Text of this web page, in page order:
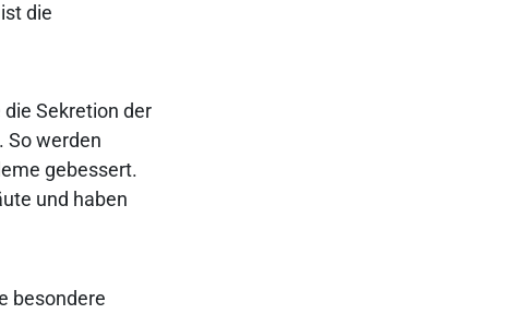
die
Sekretion der
So werden
gebessert.
und haben
besondere